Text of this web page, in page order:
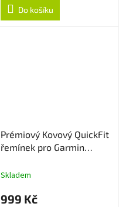
Do košíku
Prémiový Kovový QuickFit
řemínek pro Garmin
Skladem
999 Kč